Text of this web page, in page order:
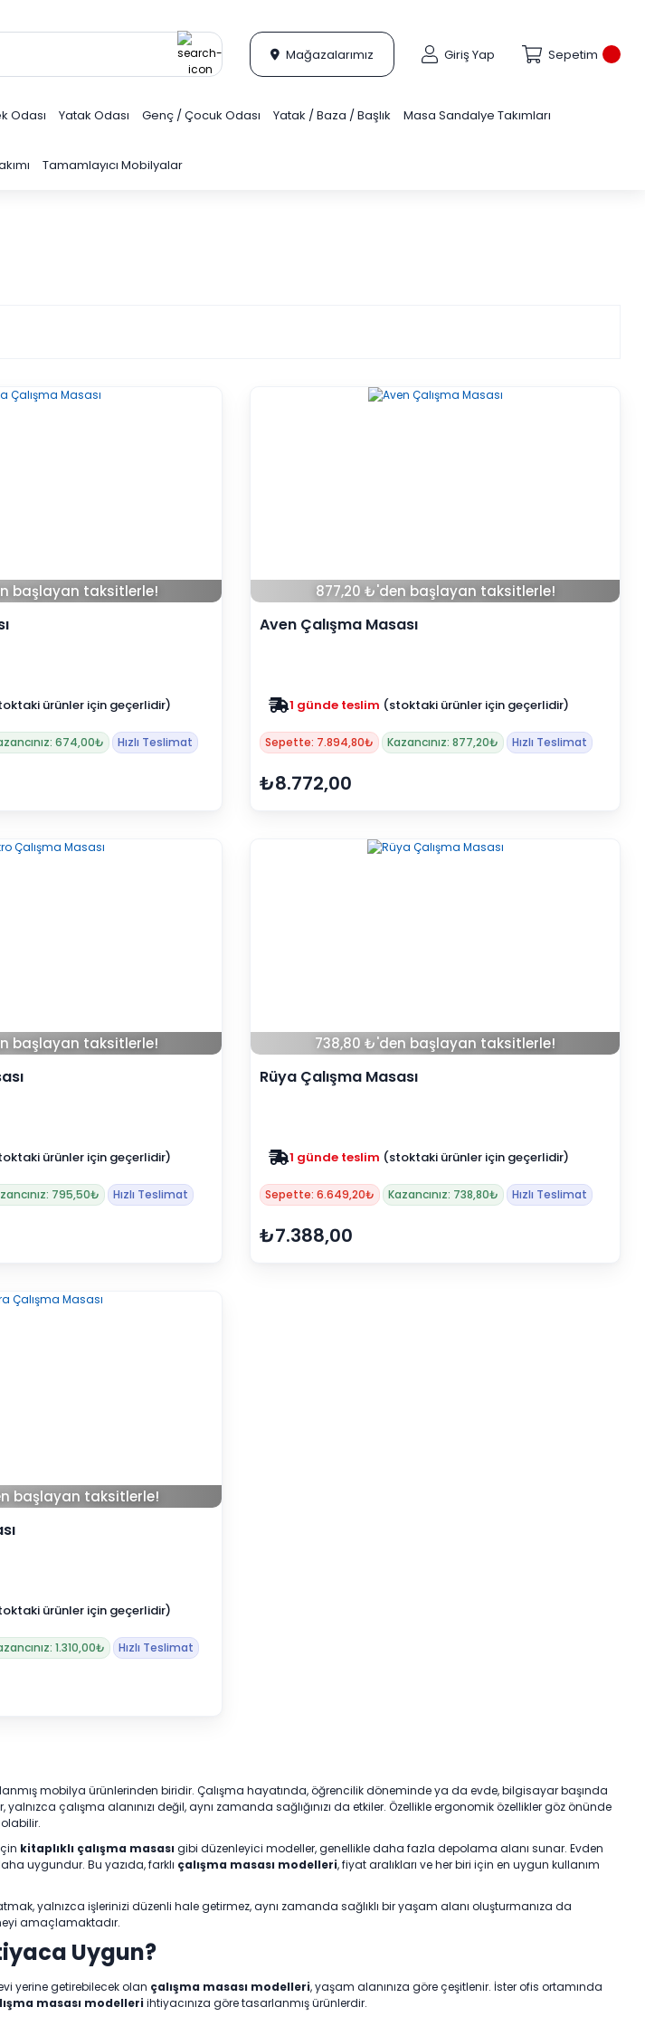
Mağazalarımız Giriş Yap Sepetim
Odası Yatak Odası Genç / Çocuk Odası Yatak / Baza / Başlık Masa Sandalye Takımları
Tamamlayıcı Mobilyalar
başlayan taksitlerle!
devam ediyor
674,00₺ Hızlı Teslimat
877,20 ₺'den başlayan taksitlerle!
Aven Çalışma Masası
Zam yok 2025 fiyatları devam ediyor
Sepette: 7.894,80₺ Kazancınız: 877,20₺ Hızlı Teslimat
₺8.772,00
başlayan taksitlerle!
devam ediyor
795,50₺ Hızlı Teslimat
738,80 ₺'den başlayan taksitlerle!
Rüya Çalışma Masası
Zam yok 2025 fiyatları devam ediyor
Sepette: 6.649,20₺ Kazancınız: 738,80₺ Hızlı Teslimat
₺7.388,00
başlayan taksitlerle!
devam ediyor
1.310,00₺ Hızlı Teslimat
mobilya ürünlerinden biridir. Çalışma hayatında, öğrencilik döneminde ya da evde, bilgisayar başında
çalışma alanınızı değil, aynı zamanda sağlığınızı da etkiler. Özellikle ergonomik özellikler göz önünde
kitaplıklı çalışma masası gibi düzenleyici modeller, genellikle daha fazla depolama alanı sunar. Evden
uygundur. Bu yazıda, farklı çalışma masası modelleri, fiyat aralıkları ve her biri için en uygun kullanım
yalnızca işlerinizi düzenli hale getirmez, aynı zamanda sağlıklı bir yaşam alanı oluşturmanıza da
amaçlamaktadır.
Uygun?
yerine getirebilecek olan çalışma masası modelleri, yaşam alanınıza göre çeşitlenir. İster ofis ortamında
masası modelleri ihtiyacınıza göre tasarlanmış ürünlerdir.